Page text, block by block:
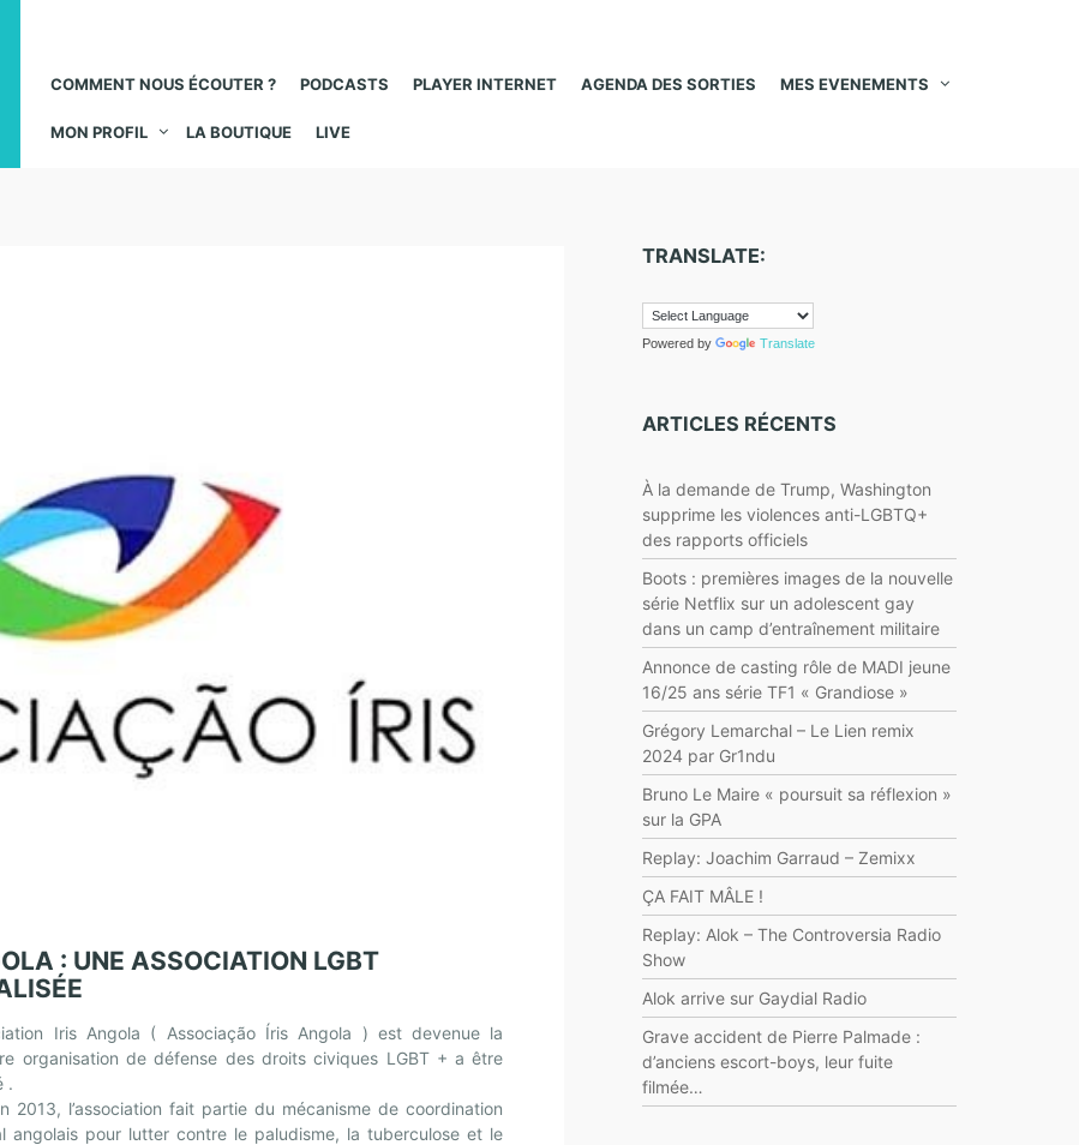
COMMENT NOUS ÉCOUTER ? PODCASTS PLAYER INTERNET AGENDA DES SORTIES MES EVENEMENTS
MON PROFIL LA BOUTIQUE LIVE
: UNE ASSOCIATION LGBT
Iris Angola ( Associação Íris Angola ) est devenue la
organisation de défense des droits civiques LGBT + a être
.
2013, l’association fait partie du mécanisme de coordination
angolais pour lutter contre le paludisme, la tuberculose et le
TRANSLATE:
Powered by Translate
ARTICLES RÉCENTS
À la demande de Trump, Washington
supprime les violences anti-LGBTQ+
des rapports officiels
Boots : premières images de la nouvelle
série Netflix sur un adolescent gay
dans un camp d’entraînement militaire
Annonce de casting rôle de MADI jeune
16/25 ans série TF1 « Grandiose »
Grégory Lemarchal – Le Lien remix
2024 par Gr1ndu
Bruno Le Maire « poursuit sa réflexion »
sur la GPA
Replay: Joachim Garraud – Zemixx
ÇA FAIT MÂLE !
Replay: Alok – The Controversia Radio
Show
Alok arrive sur Gaydial Radio
Grave accident de Pierre Palmade :
d’anciens escort-boys, leur fuite
filmée…